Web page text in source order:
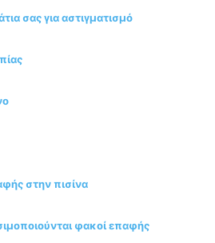
σας για αστιγματισμό
στην πισίνα
φακοί επαφής